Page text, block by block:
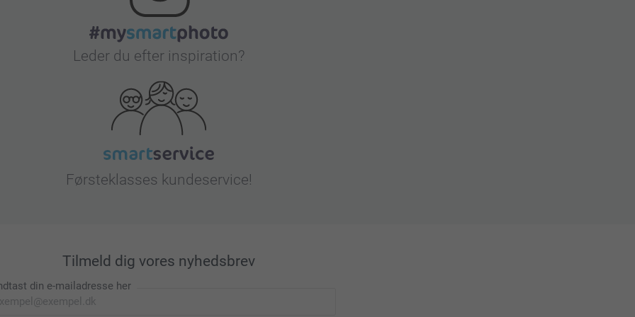
Leder du efter inspiration?
Førsteklasses kundeservice!
Tilmeld dig vores nyhedsbrev
din e-mailadresse her